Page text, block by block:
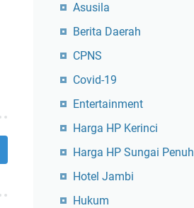
Asusila
Berita Daerah
CPNS
Covid-19
Entertainment
Harga HP Kerinci
Harga HP Sungai Penuh
Hotel Jambi
Hukum